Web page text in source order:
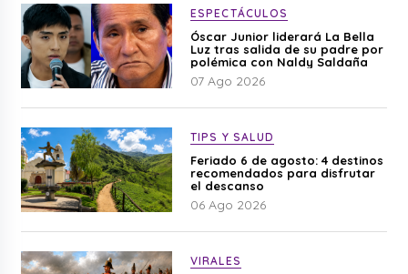
ESPECTÁCULOS
Óscar Junior liderará La Bella
Luz tras salida de su padre por
polémica con Naldy Saldaña
07 Ago 2026
TIPS Y SALUD
Feriado 6 de agosto: 4 destinos
recomendados para disfrutar
el descanso
06 Ago 2026
VIRALES